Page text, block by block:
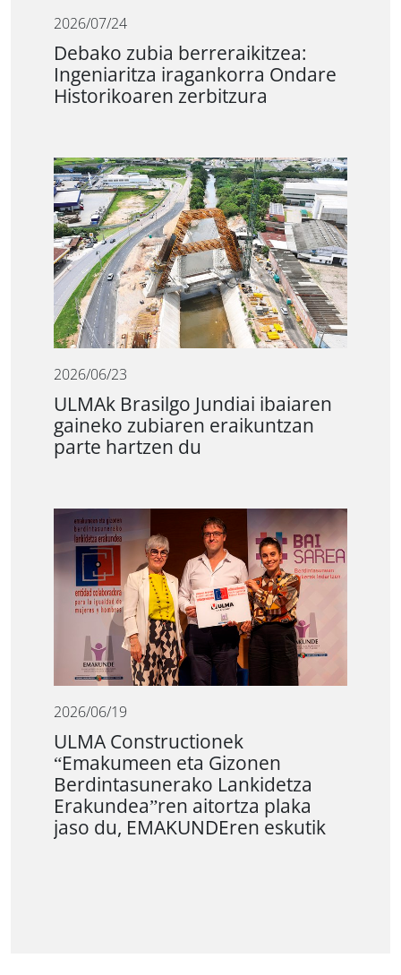
2026/07/24
Debako zubia berreraikitzea:
Ingeniaritza iragankorra Ondare
Historikoaren zerbitzura
2026/06/23
ULMAk Brasilgo Jundiai ibaiaren
gaineko zubiaren eraikuntzan
parte hartzen du
2026/06/19
ULMA Constructionek
“Emakumeen eta Gizonen
Berdintasunerako Lankidetza
Erakundea”ren aitortza plaka
jaso du, EMAKUNDEren eskutik